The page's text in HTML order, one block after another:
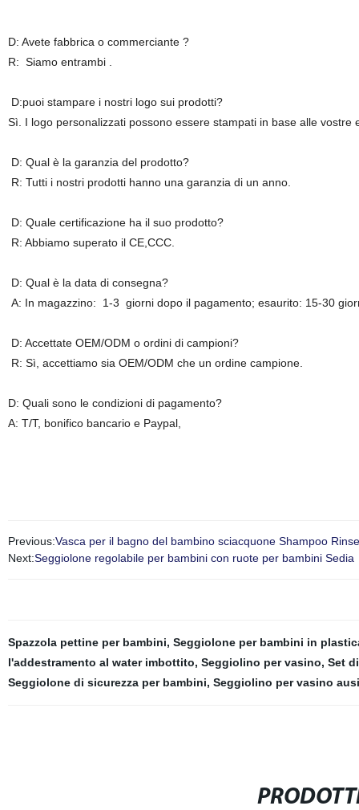
D: Avete fabbrica o commerciante ?
R: Siamo entrambi .
D:puoi stampare i nostri logo sui prodotti?
Sì. I logo personalizzati possono essere stampati in base alle vostre
D: Qual è la garanzia del prodotto?
R: Tutti i nostri prodotti hanno una garanzia di un anno.
D: Quale certificazione ha il suo prodotto?
R: Abbiamo superato il CE,CCC.
D: Qual è la data di consegna?
A: In magazzino:
1-3 giorni dopo il pagamento; esaurito: 15-30
D: Accettate OEM/ODM o ordini di campioni?
R: Sì, accettiamo sia OEM/ODM che un ordine campione.
D: Quali sono le condizioni di pagamento?
A: T/T, bonifico bancario e Paypal,
Previous:Vasca per il bagno del bambino sciacquone Shampoo
Next:Seggiolone regolabile per bambini con ruote per bambini Sedia
Spazzola pettine per bambini, Seggiolone per bambini in
l'addestramento al water imbottito, Seggiolino per vasino, Set
Seggiolone di sicurezza per bambini, Seggiolino per vasino